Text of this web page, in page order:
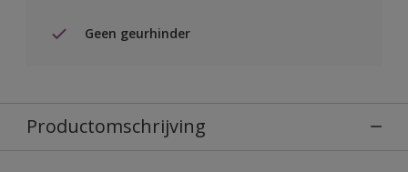
Geen geurhinder
Productomschrijving